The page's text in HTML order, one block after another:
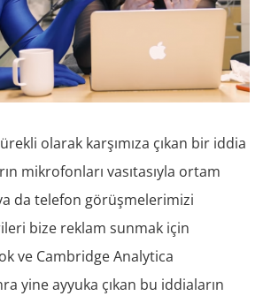
olarak karşımıza çıkan bir iddia
mikrofonları vasıtasıyla ortam
da telefon görüşmelerimizi
bize reklam sunmak için
ve Cambridge Analytica
yine ayyuka çıkan bu iddiaların